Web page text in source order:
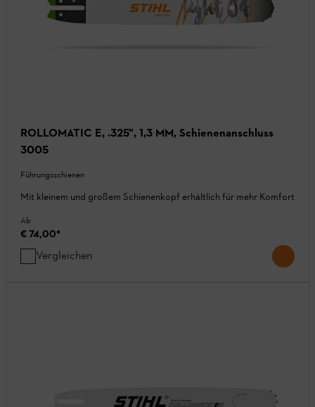
ROLLOMATIC E, .325", 1,3 MM, Schienenanschluss
3005
Führungsschienen
Mit kleinem und großem Schienenkopf erhältlich für mehr Komfort
Ab
€ 74,00*
Vergleichen